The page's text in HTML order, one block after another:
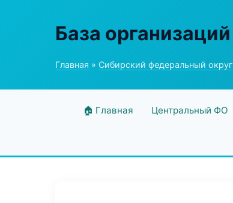
База организаций
Главная » Сибирский федеральный округ
🏠 Главная Центральный ФО